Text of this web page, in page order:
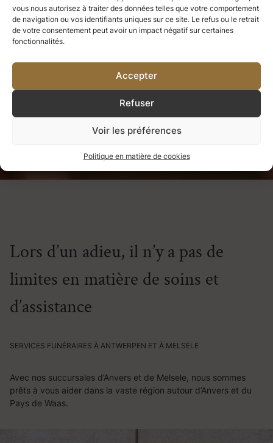
vous nous autorisez à traiter des données telles que votre comportement
de navigation ou vos identifiants uniques sur ce site. Le refus ou le retrait
de votre consentement peut avoir un impact négatif sur certaines
fonctionnalités.
Accepter
Refuser
Voir les préférences
Politique en matière de cookies
ce que nous aimons profondément
devient une partie de nous-mêmes.
Helen Keller
SERVICES FUNÉRAIRES À ANTWERPEN ET À MELSELE
Lors d’un adieu, il n’y a pas de
limites en matière de soins et
d’assistance
Avec nos succursales d’Anvers et de Melsele, nous sommes
prêts à vous aider dans la vaste région autour d’Anvers et du
Pays de Waas.